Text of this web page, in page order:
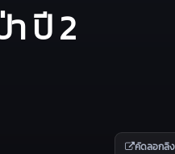
ปี 2
คัดลอกลิ